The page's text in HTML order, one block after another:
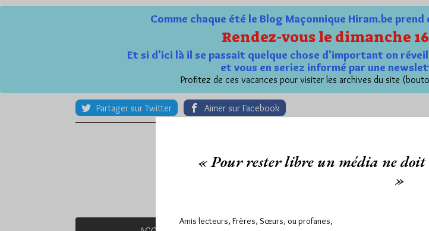
Comme chaque été le Blog Maçonnique Hiram.be
Rendez-vous le dimanche
Et si d'ici là il se passait quelque chose d'important on
et vous en seriez informé par une
Profitez de ces vacances pour visiter les archives du site
Partager sur Twitter Aimer sur Facebook
« Pour rester libre un média ne doit
»
Amis lecteurs, Frères, Sœurs, ou profanes,